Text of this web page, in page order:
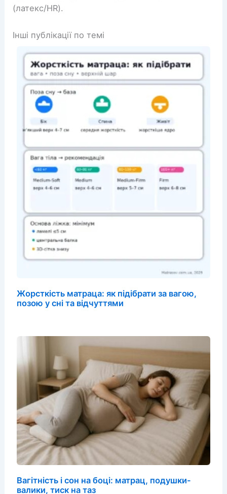
(латекс/HR).
Інші публікації по темі
Жорсткість матраца: як підібрати за вагою,
позою у сні та відчуттями
Вагітність і сон на боці: матрац, подушки-
валики, тиск на таз